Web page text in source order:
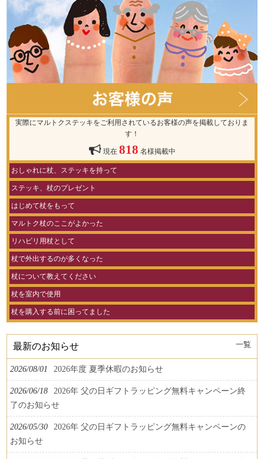
実際にマルトクステッキをご利用されているお客様の声を掲載しておりま
す！
現在 818 名様掲載中
おしゃれに杖、ステッキを持って
ステッキ、杖のプレゼント
はじめて杖をもって
マルトク杖のここがよかった
リハビリ用杖として
杖で外出するのが多くなった
杖について教えてください
杖を室内で使用
杖を購入する前に困ってました
最新のお知らせ 一覧
2026/08/01 2026年度 夏季休暇のお知らせ
2026/06/18
2026年 父の日ギフトラッピング無料キャンペーン終
了のお知らせ
2026/05/30
2026年 父の日ギフトラッピング無料キャンペーンの
お知らせ